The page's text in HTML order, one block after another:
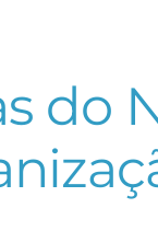
do